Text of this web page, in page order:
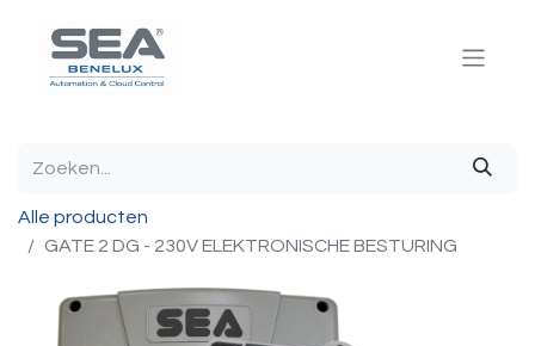
Alle producten
GATE 2 DG - 230V ELEKTRONISCHE BESTURING